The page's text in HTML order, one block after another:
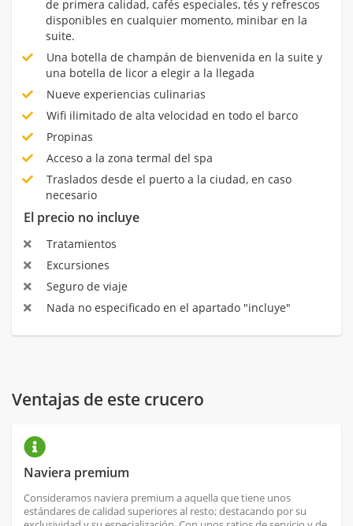
de primera calidad, cafés especiales, tés y refrescos
disponibles en cualquier momento, minibar en la
suite.
Una botella de champán de bienvenida en la suite y
una botella de licor a elegir a la llegada
Nueve experiencias culinarias
Wifi ilimitado de alta velocidad en todo el barco
Propinas
Acceso a la zona termal del spa
Traslados desde el puerto a la ciudad, en caso
necesario
El precio no incluye
Tratamientos
Excursiones
Seguro de viaje
Nada no especificado en el apartado "incluye"
Ventajas de este crucero
Naviera premium
Consideramos naviera premium a aquella que tiene unos
estándares de calidad superiores al resto; destacando por su